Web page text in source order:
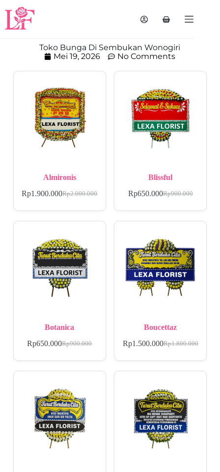
Toko Bunga Di Sembukan Wonogiri
Mei 19, 2026
No Comments
Almironis
Rp2.000.000
Rp1.900.000
Blissful
Rp900.000
Rp650.000
Botanica
Rp900.000
Rp650.000
Boucettaz
Rp1.800.000
Rp1.500.000